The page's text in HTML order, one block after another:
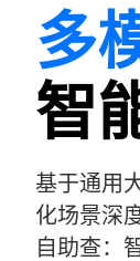
多
智
基于通用
化场景深
自助查：